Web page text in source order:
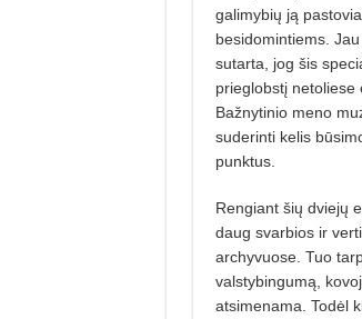
galimybių ją
besidomintiems.
sutarta, jog šis
prieglobstį netoliese
Bažnytinio meno
suderinti kelis
punktus.
Rengiant šių dviejų
daug svarbios ir
archyvuose. Tuo
valstybingumą,
atsimenama. Todėl